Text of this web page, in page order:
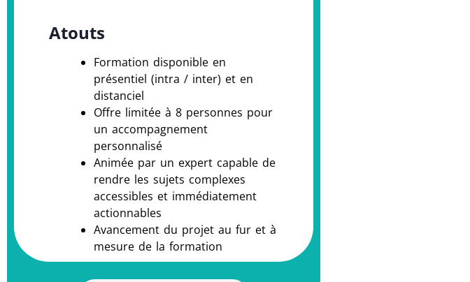
Atouts
Formation disponible en
présentiel (intra / inter) et en
distanciel
Offre limitée à 8 personnes pour
un accompagnement
personnalisé
Animée par un expert capable de
rendre les sujets complexes
accessibles et immédiatement
actionnables
Avancement du projet au fur et à
mesure de la formation